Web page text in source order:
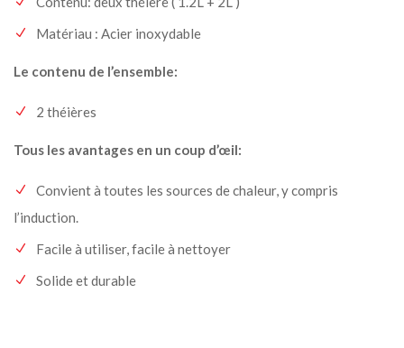
Matériau : Acier inoxydable
Le contenu de l’ensemble:
2 théières
Tous les avantages en un coup d’œil:
Convient à toutes les sources de chaleur, y compris
l’induction.
Facile à utiliser, facile à nettoyer
Solide et durable